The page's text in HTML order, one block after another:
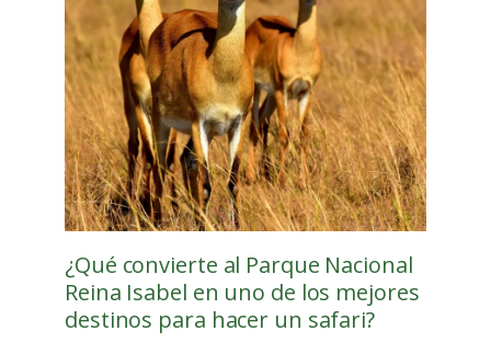
¿Qué convierte al Parque Nacional
Reina Isabel en uno de los mejores
destinos para hacer un safari?